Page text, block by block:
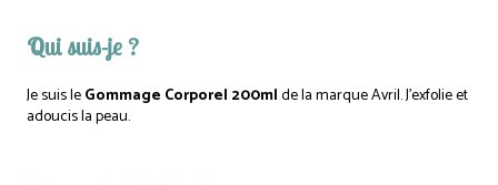
Qui suis-je ?
Je suis leGommage Corporel 200mlde la marque Avril. J’exfolie et
adoucis la peau.